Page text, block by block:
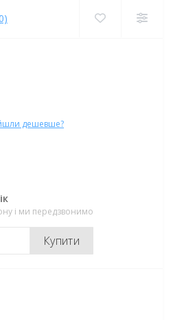
дешевше?
і ми передзвонимо
Купити